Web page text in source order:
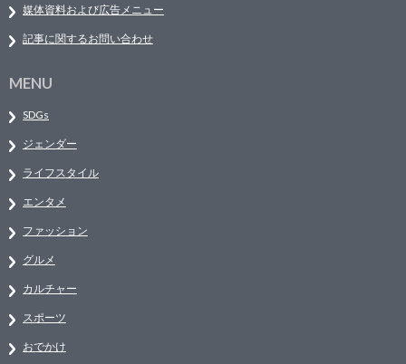
媒体資料および広告メニュー
記事に関するお問い合わせ
MENU
SDGs
ジェンダー
ライフスタイル
エンタメ
ファッション
グルメ
カルチャー
スポーツ
おでかけ